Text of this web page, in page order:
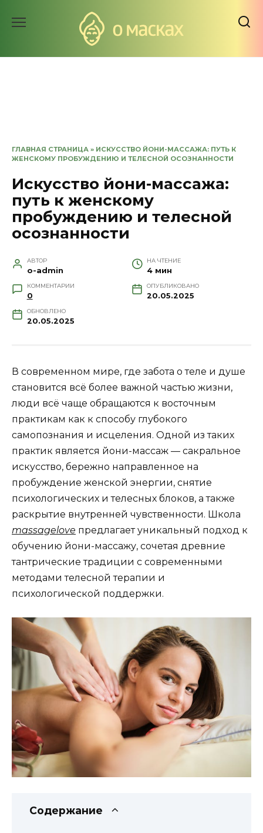
ГЛАВНАЯ СТРАНИЦА » ИСКУССТВО ЙОНИ-МАССАЖА: ПУТЬ К
ЖЕНСКОМУ ПРОБУЖДЕНИЮ И ТЕЛЕСНОЙ ОСОЗНАННОСТИ
Искусство йони-массажа:
путь к женскому
пробуждению и телесной
осознанности
АВТОР
o-admin
НА ЧТЕНИЕ
4 мин
КОММЕНТАРИИ
0
ОПУБЛИКОВАНО
20.05.2025
ОБНОВЛЕНО
20.05.2025
В современном мире, где забота о теле и душе
становится всё более важной частью жизни,
люди всё чаще обращаются к восточным
практикам как к способу глубокого
самопознания и исцеления. Одной из таких
практик является йони-массаж — сакральное
искусство, бережно направленное на
пробуждение женской энергии, снятие
психологических и телесных блоков, а также
раскрытие внутренней чувственности. Школа
massagelove предлагает уникальный подход к
обучению йони-массажу, сочетая древние
тантрические традиции с современными
методами телесной терапии и
психологической поддержки.
Содержание